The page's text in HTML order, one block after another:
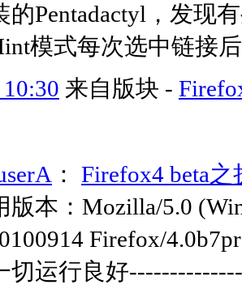
的Pentadactyl，发现
模式每次选中链接
来自版块 -
： Firefox4 beta
版本：Mozilla/5.0
Firefox/
切运行良好